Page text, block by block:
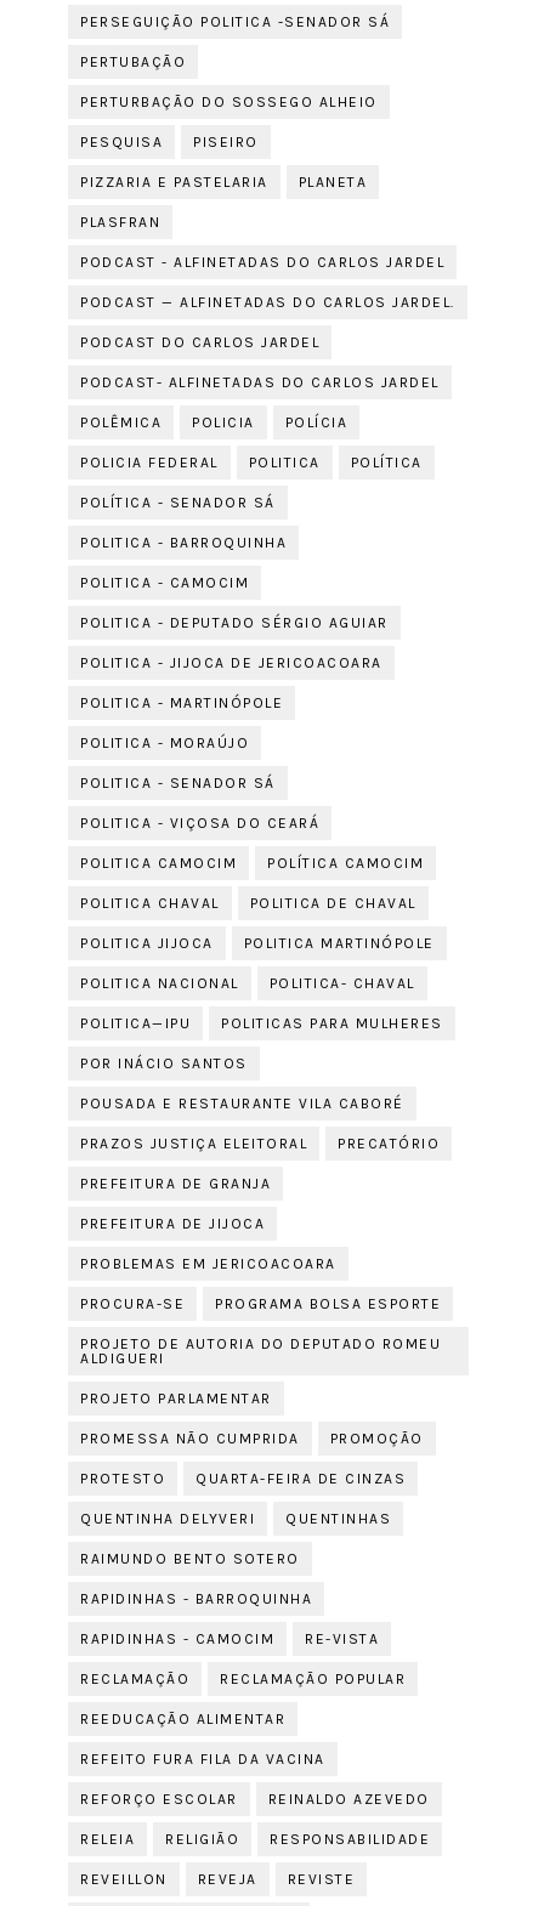
PERSEGUIÇÃO POLITICA -SENADOR SÁ
PERTUBAÇÃO
PERTURBAÇÃO DO SOSSEGO ALHEIO
PESQUISA PISEIRO
PIZZARIA E PASTELARIA PLANETA
PLASFRAN
PODCAST - ALFINETADAS DO CARLOS JARDEL
PODCAST — ALFINETADAS DO CARLOS JARDEL.
PODCAST DO CARLOS JARDEL
PODCAST- ALFINETADAS DO CARLOS JARDEL
POLÊMICA POLICIA POLÍCIA
POLICIA FEDERAL POLITICA POLÍTICA
POLÍTICA - SENADOR SÁ
POLITICA - BARROQUINHA
POLITICA - CAMOCIM
POLITICA - DEPUTADO SÉRGIO AGUIAR
POLITICA - JIJOCA DE JERICOACOARA
POLITICA - MARTINÓPOLE
POLITICA - MORAÚJO
POLITICA - SENADOR SÁ
POLITICA - VIÇOSA DO CEARÁ
POLITICA CAMOCIM POLÍTICA CAMOCIM
POLITICA CHAVAL POLITICA DE CHAVAL
POLITICA JIJOCA POLITICA MARTINÓPOLE
POLITICA NACIONAL POLITICA- CHAVAL
POLITICA—IPU POLITICAS PARA MULHERES
POR INÁCIO SANTOS
POUSADA E RESTAURANTE VILA CABORÉ
PRAZOS JUSTIÇA ELEITORAL PRECATÓRIO
PREFEITURA DE GRANJA
PREFEITURA DE JIJOCA
PROBLEMAS EM JERICOACOARA
PROCURA-SE PROGRAMA BOLSA ESPORTE
PROJETO DE AUTORIA DO DEPUTADO ROMEU
ALDIGUERI
PROJETO PARLAMENTAR
PROMESSA NÃO CUMPRIDA PROMOÇÃO
PROTESTO QUARTA-FEIRA DE CINZAS
QUENTINHA DELYVERI QUENTINHAS
RAIMUNDO BENTO SOTERO
RAPIDINHAS - BARROQUINHA
RAPIDINHAS - CAMOCIM RE-VISTA
RECLAMAÇÃO RECLAMAÇÃO POPULAR
REEDUCAÇÃO ALIMENTAR
REFEITO FURA FILA DA VACINA
REFORÇO ESCOLAR REINALDO AZEVEDO
RELEIA RELIGIÃO RESPONSABILIDADE
REVEILLON REVEJA REVISTE